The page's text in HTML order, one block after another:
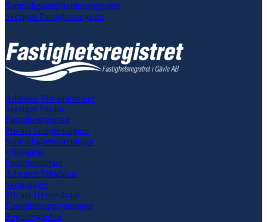
Samfällighetsföreningsregistret
Sveriges Fastighetsregister
Adresser Privatpersoner
Sveriges Skolor
Fastighetsregister
Privata fastighetsägare
Samfällighetsföreningar
Villaägare
Fastighetsägare
Adresser Fritidshus
Skogsägare
Privata Hyresvärdar
Fastighetsupplysningen
Registerguiden